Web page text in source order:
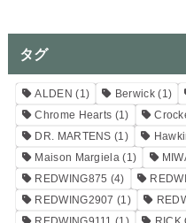
タグ
ALDEN (1) Berwick(1)
Chrome Hearts (1)
DR. MARTENS (1)
Maison Margiela (1)
REDWING875 (4)
REDWING2907 (1)